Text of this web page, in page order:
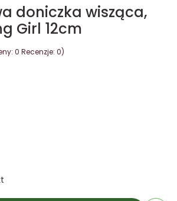
doniczka wisząca,
Girl 12cm
0 Recenzje: 0)